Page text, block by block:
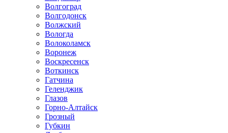
Волгоград
Волгодонск
Волжский
Вологда
Волоколамск
Воронеж
Воскресенск
Воткинск
Гатчина
Геленджик
Глазов
Горно-Алтайск
Грозный
Губкин